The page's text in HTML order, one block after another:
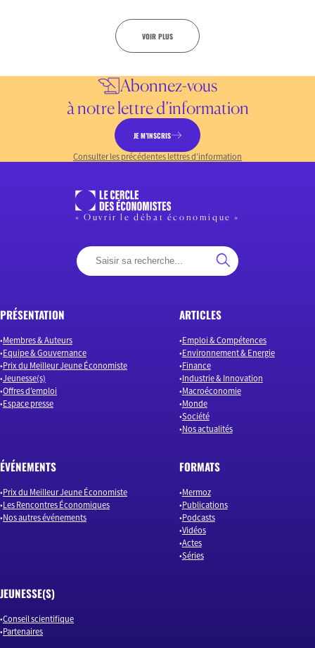
VOIR PLUS
Abonnez-vous
à notre lettre d’information
JE M’INSCRIS
Consulter les précédentes lettres d’information
« Ouvrir le débat économique »
PRÉSENTATION
Membres & Auteurs
Equipe & Gouvernance
Prix du Meilleur Jeune Économiste
Jeunesse(s)
Offres d’emploi
Espace presse
ARTICLES
Emploi & Compétences
Environnement & Energie
Finance
Industrie & Innovation
Macroéconomie
Monde
Société
Nos actualités
ÉVÉNEMENTS
Prix du Meilleur Jeune Économiste
Les Rencontres Économiques
Nos autres événements
FORMATS
Mermoz
Publications
Podcasts
Vidéos
Actes
Séries
JEUNESSE(S)
Conseil scientifique
Partenaires